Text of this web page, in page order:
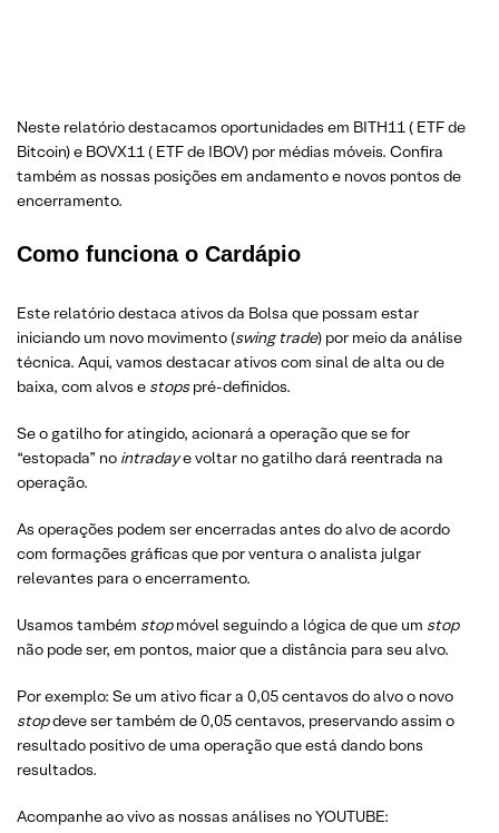
Neste relatório destacamos oportunidades em BITH11 ( ETF de
Bitcoin) e BOVX11 ( ETF de IBOV) por médias móveis. Confira
também as nossas posições em andamento e novos pontos de
encerramento.
Como funciona o Cardápio
Este relatório destaca ativos da Bolsa que possam estar
iniciando um novo movimento (swing trade) por meio da análise
técnica. Aqui, vamos destacar ativos com sinal de alta ou de
baixa, com alvos e stopspré-definidos.
Se o gatilho for atingido, acionará a operação que se for
“estopada” no intradaye voltar no gatilho dará reentrada na
operação.
As operações podem ser encerradas antes do alvo de acordo
com formações gráficas que por ventura o analista julgar
relevantes para o encerramento.
Usamos também stopmóvel seguindo a lógica de que um stop
não pode ser, em pontos, maior que a distância para seu alvo.
Por exemplo: Se um ativo ficar a 0,05 centavos do alvo o novo
stopdeve ser também de 0,05 centavos, preservando assim o
resultado positivo de uma operação que está dando bons
resultados.
Acompanhe ao vivo as nossas análises no YOUTUBE: